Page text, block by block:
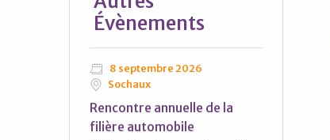
Évènements
8 septembre 2026
Sochaux
Rencontre annuelle de la
filière automobile